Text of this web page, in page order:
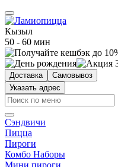
Кызыл
50 - 60 мин
Доставка
Самовывоз
Указать адрес
Сэндвичи
Пицца
Пироги
Комбо Наборы
Мини пироги